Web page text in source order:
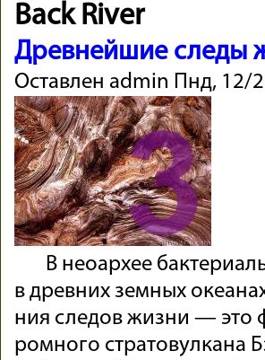
Back River
Древнейшие следы
Оставлен admin Пнд, 12/
В не­оархее
в древ­них зем­ных
ния следов жизни — это
ром­ного стра­товул­кана